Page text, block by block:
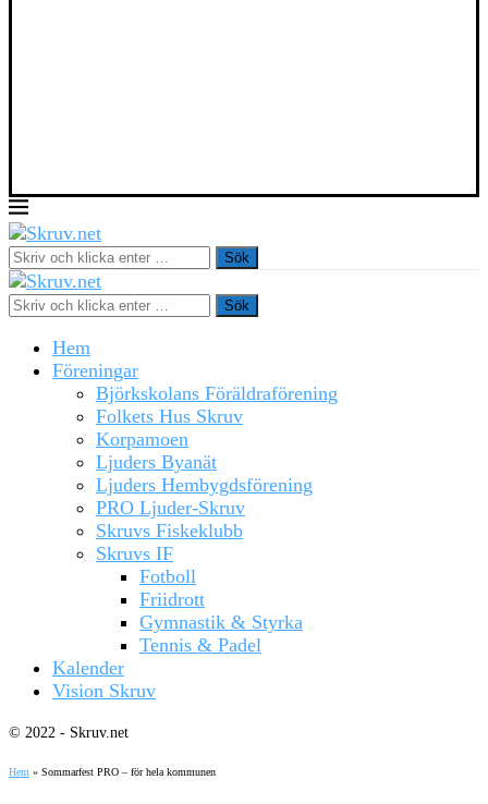
Sök
Sök
Hem
Föreningar
Björkskolans Föräldraförening
Folkets Hus Skruv
Korpamoen
Ljuders Byanät
Ljuders Hembygdsförening
PRO Ljuder-Skruv
Skruvs Fiskeklubb
Skruvs IF
Fotboll
Friidrott
Gymnastik & Styrka
Tennis & Padel
Kalender
Vision Skruv
© 2022 - Skruv.net
Hem » Sommarfest PRO – för hela kommunen